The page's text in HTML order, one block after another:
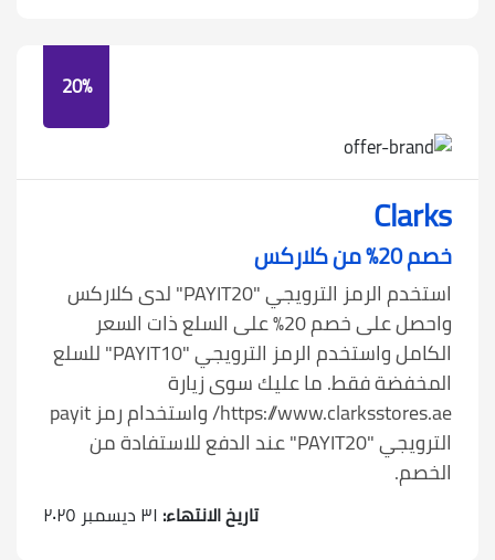
20%
Clarks
خصم 20% من كلاركس
استخدم الرمز الترويجي "PAYIT20" لدى كلاركس
واحصل على خصم 20% على السلع ذات السعر
الكامل واستخدم الرمز الترويجي "PAYIT10" للسلع
المخفضة فقط. ما عليك سوى زيارة
https://www.clarksstores.ae/ واستخدام رمز payit
الترويجي "PAYIT20" عند الدفع للاستفادة من
الخصم.
تاريخ الانتهاء: ٣١ ديسمبر ٢٠٢٥